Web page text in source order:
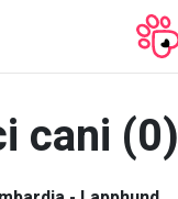
cani (0)